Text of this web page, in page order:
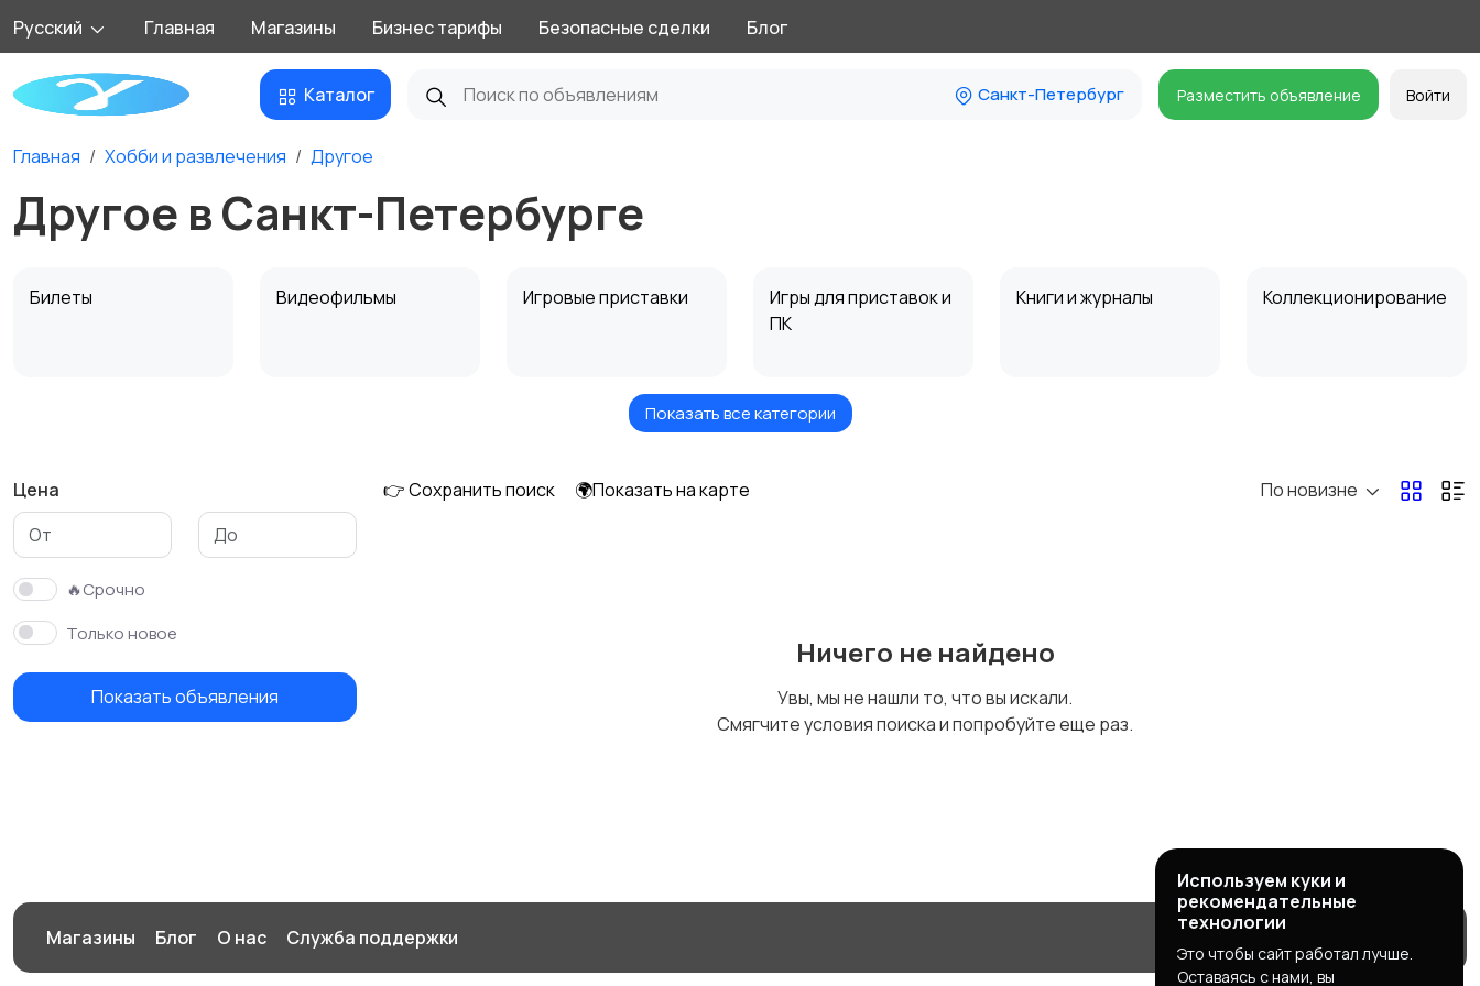
Русский Главная Магазины Бизнес тарифы Безопасные сделки Блог
Каталог Санкт-Петербург Разместить объявление Войти
Главная Хобби и развлечения Другое
Другое в Санкт-Петербурге
Билеты Видеофильмы Игровые приставки
Игры для приставок и
ПК
Книги и журналы Коллекционирование
Музыкальные
Настольные игры
Показать все категории
Цена
🔥Срочно
Только новое
Показать объявления
👉 Сохранить поиск 🌍Показать на карте По новизне
Ничего не найдено
Увы, мы не нашли то, что вы искали.
Смягчите условия поиска и попробуйте еще раз.
Магазины Блог О нас Служба поддержки
Используем куки и
рекомендательные
технологии
Это чтобы сайт работал лучше.
Оставаясь с нами, вы